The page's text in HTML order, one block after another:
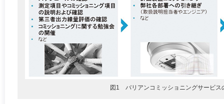
図1 バリアンコミッショニングサービス